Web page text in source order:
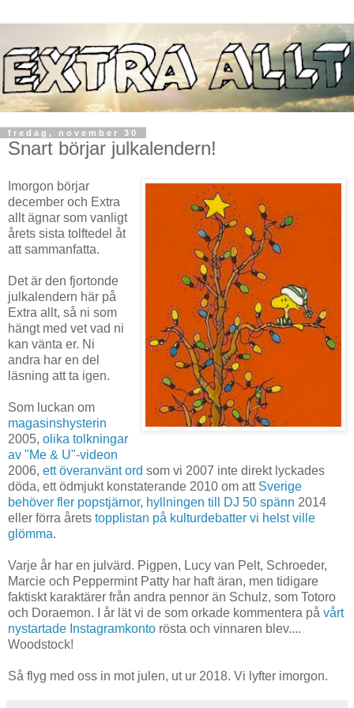
fredag, november 30
Snart börjar julkalendern!
Imorgon börjar
december och Extra
allt ägnar som vanligt
årets sista tolftedel åt
att sammanfatta.
Det är den fjortonde
julkalendern här på
Extra allt, så ni som
hängt med vet vad ni
kan vänta er. Ni
andra har en del
läsning att ta igen.
Som luckan om
magasinshysterin
2005, olika tolkningar
av "Me & U"-videon
2006, ett överanvänt ord som vi 2007 inte direkt lyckades
döda, ett ödmjukt konstaterande 2010 om att Sverige
behöver fler popstjärnor, hyllningen till DJ 50 spänn 2014
eller förra årets topplistan på kulturdebatter vi helst ville
glömma.
Varje år har en julvärd. Pigpen, Lucy van Pelt, Schroeder,
Marcie och Peppermint Patty har haft äran, men tidigare
faktiskt karaktärer från andra pennor än Schulz, som Totoro
och Doraemon. I år lät vi de som orkade kommentera på vårt
nystartade Instagramkonto rösta och vinnaren blev....
Woodstock!
Så flyg med oss in mot julen, ut ur 2018. Vi lyfter imorgon.